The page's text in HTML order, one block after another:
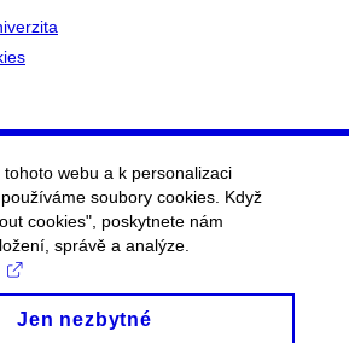
webu a k personalizaci
soubory cookies. Když
cookies", poskytnete nám
správě a analýze.
Jen nezbytné